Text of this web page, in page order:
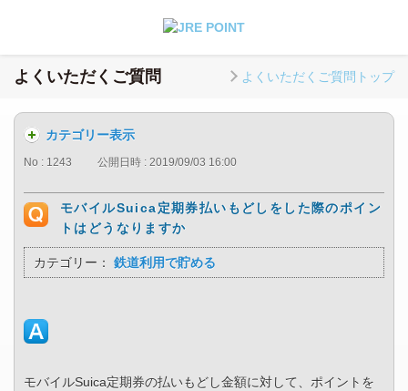
よくいただくご質問 よくいただくご質問トップ
カテゴリー表示
No : 1243 公開日時 : 2019/09/03 16:00
モバイルSuica定期券払いもどしをした際のポイン
トはどうなりますか
カテゴリー： 鉄道利用で貯める
モバイルSuica定期券の払いもどし金額に対して、ポイントを